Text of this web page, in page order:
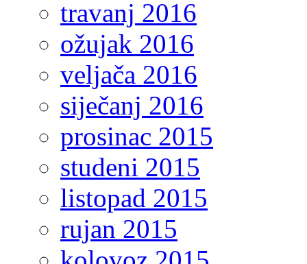
travanj 2016
ožujak 2016
veljača 2016
siječanj 2016
prosinac 2015
studeni 2015
listopad 2015
rujan 2015